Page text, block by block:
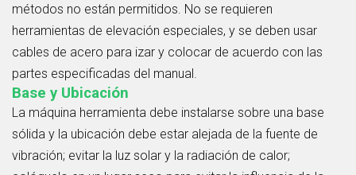
métodos no están permitidos. No se requieren
herramientas de elevación especiales, y se deben usar
cables de acero para izar y colocar de acuerdo con las
partes especificadas del manual.
Base y Ubicación
La máquina herramienta debe instalarse sobre una base
sólida y la ubicación debe estar alejada de la fuente de
vibración; evitar la luz solar y la radiación de calor;